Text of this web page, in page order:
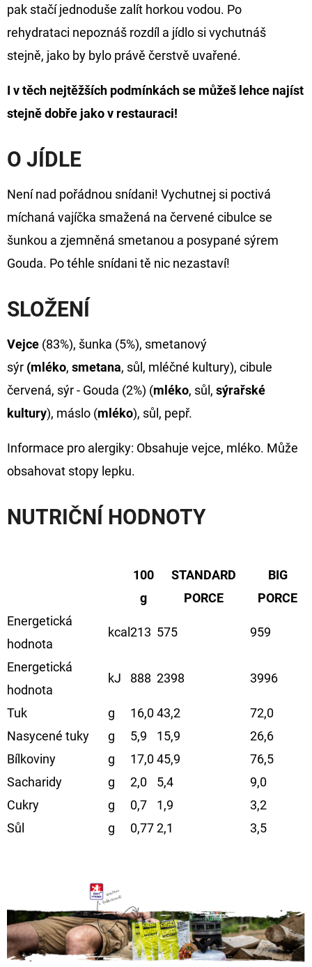
pak stačí jednoduše zalít horkou vodou. Po
rehydrataci nepoznáš rozdíl a jídlo si vychutnáš
stejně, jako by bylo právě čerstvě uvařené.
I v těch nejtěžších podmínkách se můžeš lehce najíst
stejně dobře jako v restauraci!
O JÍDLE
Není nad pořádnou snídani! Vychutnej si poctivá
míchaná vajíčka smažená na červené cibulce se
šunkou a zjemněná smetanou a posypané sýrem
Gouda. Po téhle snídani tě nic nezastaví!
SLOŽENÍ
Vejce (83%), šunka (5%), smetanový
sýr (mléko, smetana, sůl, mléčné kultury), cibule
červená, sýr - Gouda (2%) (mléko, sůl, sýrařské
kultury), máslo (mléko), sůl, pepř.
Informace pro alergiky: Obsahuje vejce, mléko. Může
obsahovat stopy lepku.
NUTRIČNÍ HODNOTY
100
g
STANDARD
PORCE
BIG
PORCE
Energetická
hodnota
kcal 213 575 959
Energetická
hodnota
kJ 888 2398 3996
Tuk g 16,043,2
72,0
Nasycené tuky
g 5,9 15,9
26,6
Bílkoviny
g 17,045,9
76,5
Sacharidy
g 2,0 5,4
9,0
Cukry
g 0,7 1,9
3,2
Sůl
g 0,772,1 3,5
CARP
FLOAT
202
Původně:
225